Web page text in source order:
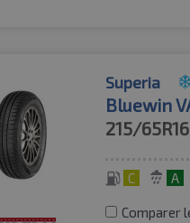
Superia
Bluewin
215/
C A
Comparer